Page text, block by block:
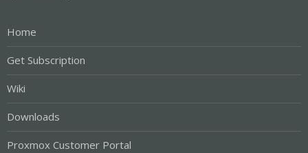
Home
Get Subscription
Wiki
Downloads
Proxmox Customer Portal